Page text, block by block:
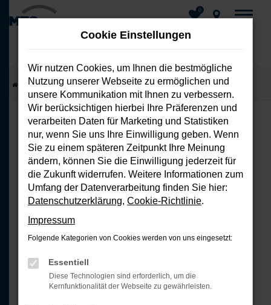
Zum
Hauptinhalt
springen
0
Startseite Fahrzeuge Fahrzeug-Showroom
FEHLER: NETWORK ERROR
Beim Laden ist ein Fehler aufgetreten.
Hier sind ein paar Tipps, die dir helfen
können:
Überprüfe deine Firewall und
deine Internetverbindung.
Laden andere Webseiten, zum
Beispiel deine Suchmaschine?
Cookie Einstellungen
Wir nutzen Cookies, um Ihnen die bestmögliche
Nutzung unserer Webseite zu ermöglichen und
unsere Kommunikation mit Ihnen zu verbessern.
Wir berücksichtigen hierbei Ihre Präferenzen und
verarbeiten Daten für Marketing und Statistiken
nur, wenn Sie uns Ihre Einwilligung geben. Wenn
Sie zu einem späteren Zeitpunkt Ihre Meinung
ändern, können Sie die Einwilligung jederzeit für
die Zukunft widerrufen. Weitere Informationen zum
Umfang der Datenverarbeitung finden Sie hier:
Datenschutzerklärung, Cookie-Richtlinie.
Impressum
Folgende Kategorien von Cookies werden von uns eingesetzt:
Essentiell
Diese Technologien sind erforderlich, um die
Kernfunktionalität der Webseite zu gewährleisten.